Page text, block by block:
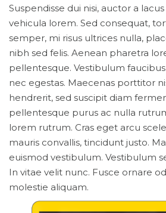
Suspendisse dui nisi, auctor a
vehicula lorem. Sed consequat,
semper, mi risus ultrices nulla,
nibh sed felis. Aenean pharetra
pellentesque. Vestibulum
nec egestas. Maecenas porttitor
hendrerit, sed suscipit diam
pellentesque purus ac nulla
lorem rutrum. Cras eget arcu
mauris convallis, tincidunt justo.
euismod vestibulum. Vestibulum
In vitae velit nunc. Fusce ornare
molestie aliquam.